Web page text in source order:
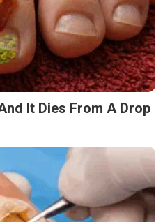
It Dies From A Drop